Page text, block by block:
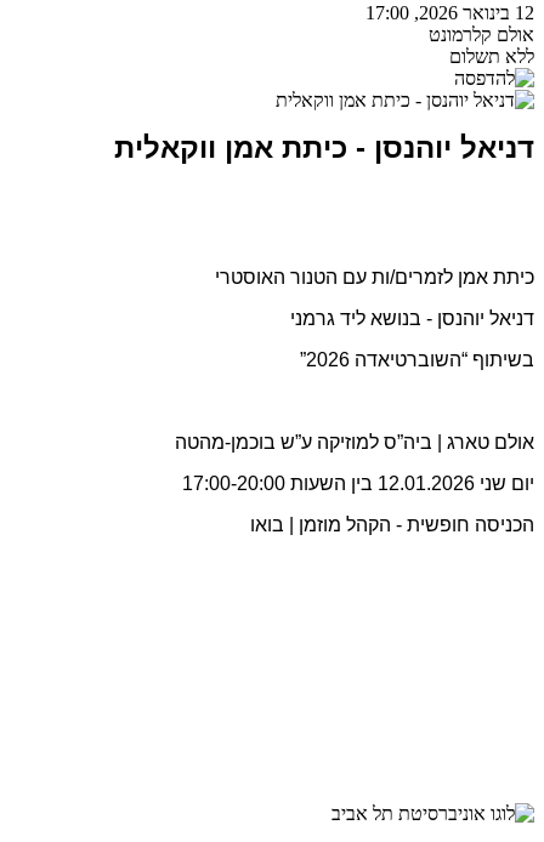
12 בינואר 2026, 17:00
אולם קלרמונט
ללא תשלום
דניאל יוהנסן - כיתת אמן ווקאלית
כיתת אמן לזמרים/ות עם הטנור האוסטרי
דניאל יוהנסן - בנושא ליד גרמני
בשיתוף “השוברטיאדה 2026”
אולם טארג | ביה”ס למוזיקה ע”ש בוכמן-מהטה
יום שני 12.01.2026 בין השעות 17:00-20:00
הכניסה חופשית - הקהל מוזמן | בואו